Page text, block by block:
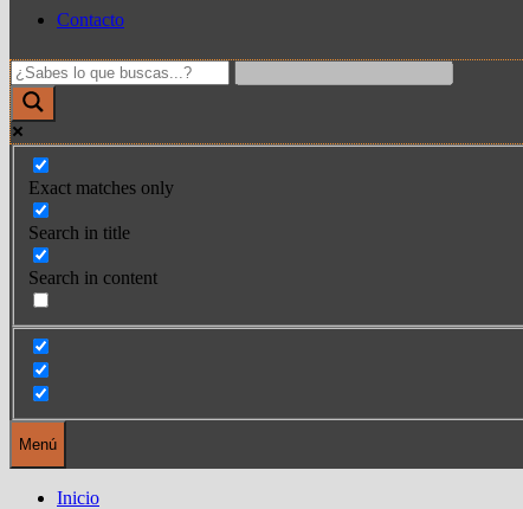
Contacto
Exact matches only
Search in title
Search in content
Menú
Inicio